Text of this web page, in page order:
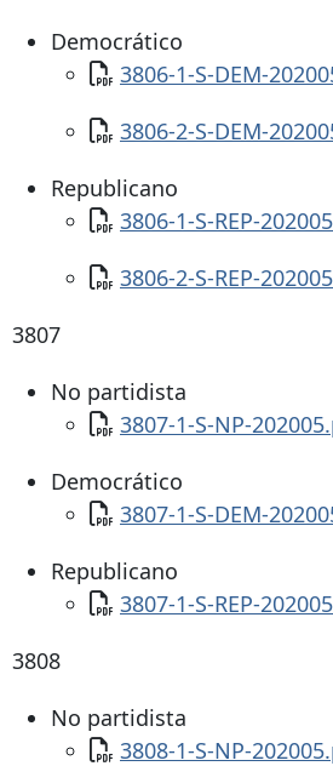
Democrático
Documento
3806-1-S-DEM-
Documento
3806-2-S-DEM-
Republicano
Documento
3806-1-S-REP-
Documento
3806-2-S-REP-
3807
No partidista
Documento
3807-1-S-NP-
Democrático
Documento
3807-1-S-DEM-
Republicano
Documento
3807-1-S-REP-
3808
No partidista
Documento
3808-1-S-NP-